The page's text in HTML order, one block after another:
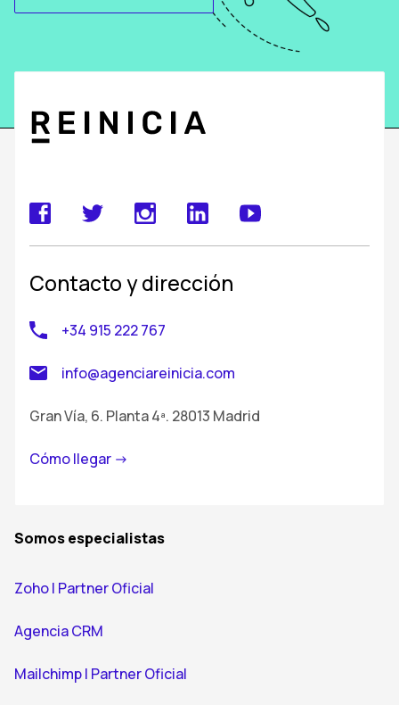
Contacto y dirección
+34 915 222 767
info@agenciareinicia.com
Gran Vía, 6. Planta 4ª. 28013 Madrid
Cómo llegar ->
Somos especialistas
Zoho | Partner Oficial
Agencia CRM
Mailchimp | Partner Oficial